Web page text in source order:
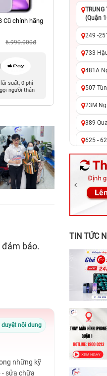
Cũ chính hãng
6.990.000đ
suất, 0 phí
người thân
iPhone 14
chuyển
bảo.
nội dung
những kỹ
- sửa chữa
(Quận
249 -
733
481A
507
23M
389
625 -
326
256
70
24h
TIN TỨC